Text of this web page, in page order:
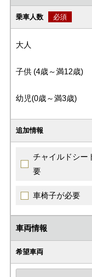
乗車人数 必須
大人
子供 (4歳～満12歳)
幼児(0歳～満3歳)
追加情報
チャイルドシー
要
車椅子が必要
車両情報
希望車両